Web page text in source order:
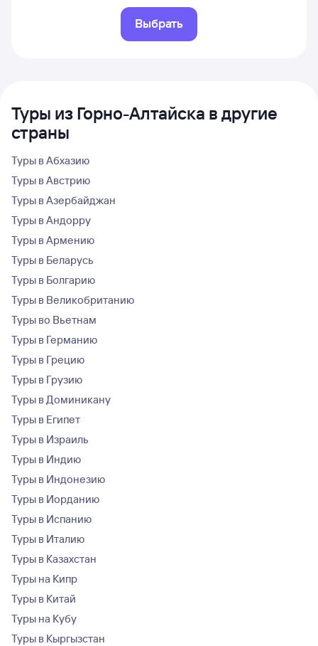
Выбрать
Туры из Горно-Алтайска в другие
страны
Туры в Абхазию
Туры в Австрию
Туры в Азербайджан
Туры в Андорру
Туры в Армению
Туры в Беларусь
Туры в Болгарию
Туры в Великобританию
Туры во Вьетнам
Туры в Германию
Туры в Грецию
Туры в Грузию
Туры в Доминикану
Туры в Египет
Туры в Израиль
Туры в Индию
Туры в Индонезию
Туры в Иорданию
Туры в Испанию
Туры в Италию
Туры в Казахстан
Туры на Кипр
Туры в Китай
Туры на Кубу
Туры в Кыргызстан